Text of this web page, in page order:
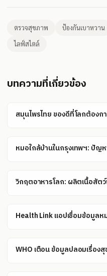
ตรวจสุขภาพ ป้องกันเบาหวาน
ไลฟ์สไตล์
บทความที่เกี่ยวข้อง
สมุนไพรไทย ของดีที่โลกต้องก
หมอใกล้บ้านในกรุงเทพฯ: ปัญ
วิกฤตอาหารโลก: ผลิตเนื้อสัต
Health Link แอปเชื่อมข้อมูลห
WHO เตือน ข้อมูลปลอมเรื่อง